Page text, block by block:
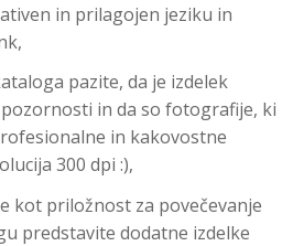
in prilagojen jeziku in
pazite, da je izdelek
in da so fotografije, ki
in kakovostne
300 dpi :),
kot priložnost za povečevanje
predstavite dodatne izdelke